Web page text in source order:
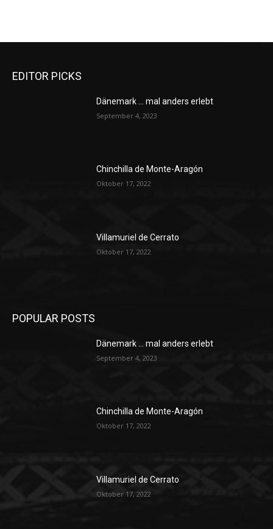
EDITOR PICKS
Dänemark … mal anders erlebt
September 4, 2023
Chinchilla de Monte-Aragón
Oktober 17, 2022
Villamuriel de Cerrato
Oktober 17, 2022
POPULAR POSTS
Dänemark … mal anders erlebt
September 4, 2023
Chinchilla de Monte-Aragón
Oktober 17, 2022
Villamuriel de Cerrato
Oktober 17, 2022